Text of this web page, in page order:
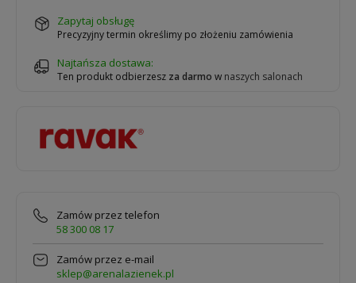
zapytaj obsługę
Precyzyjny termin określimy po złożeniu zamówienia
Najtańsza dostawa:
Ten produkt odbierzesz za darmo w naszych salonach
Zamów przez telefon
58 300 08 17
Zamów przez e-mail
sklep@arenalazienek.pl